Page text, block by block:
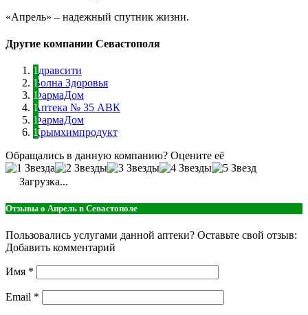
«Апрель» – надежный спутник жизни.
Другие компании Севастополя
Здравсити
Волна Здоровья
ФармаДом
Аптека № 35 АВК
ФармаДом
Крымхимпродукт
Обращались в данную компанию? Оцените её
Загрузка...
Отзывы о Апрель в Севастополе
Пользовались услугами данной аптеки? Оставьте свой отзыв:
Добавить комментарий
Имя *
Email *